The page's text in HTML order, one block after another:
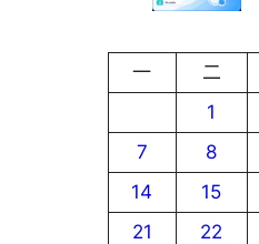
一
二
1
7
8
14
15
21
22